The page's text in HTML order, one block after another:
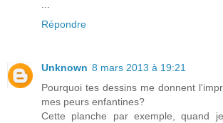
Répondre
Unknown 8 mars 2013 à 19:21
Pourquoi tes dessins me donnent
mes peurs enfantines?
Cette planche par exemple, quand